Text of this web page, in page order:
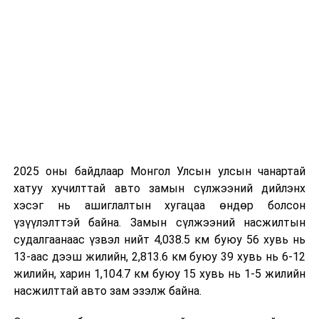
богино хугацаанд хийх ажлын төлөвлөгөөг
танилцуулах,
“Улаанбаатар хотод төмөр зам доогуур авто замын
нүхэн гарц шинээр барих төсөл”-ийн хэрэгжилтийг
хангуулах, газар чөлөөлөлтийн ажлыг эрчимжүүлж,
танилцуулах,
2025 оны байдлаар Монгол Улсын улсын чанартай
хатуу хучилттай авто замын сүлжээний дийлэнх
хэсэг нь ашиглалтын хугацаа өндөр болсон
үзүүлэлттэй байна. Замын сүлжээний насжилтын
судалгаанаас үзвэл нийт 4,038.5 км буюу 56 хувь нь
13-аас дээш жилийн, 2,813.6 км буюу 39 хувь нь 6-12
жилийн, харин 1,104.7 км буюу 15 хувь нь 1-5 жилийн
насжилттай авто зам эзэлж байна.